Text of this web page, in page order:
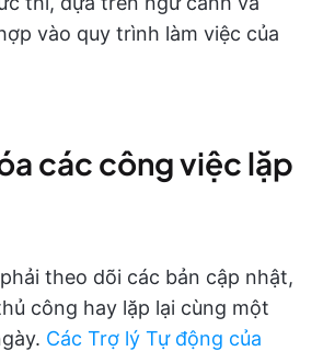
vào quy trình làm việc của
các công việc lặp
theo dõi các bản cập nhật,
công hay lặp lại cùng một
Các Trợ lý Tự động của